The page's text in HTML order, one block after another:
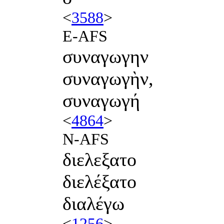
<3588>
E-AFS
συναγωγην
συναγωγὴν,
συναγωγή
<4864>
N-AFS
διελεξατο
διελέξατο
διαλέγω